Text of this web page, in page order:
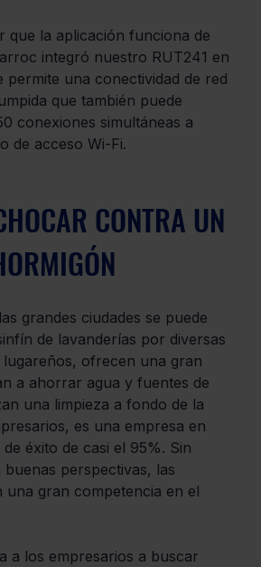
integró nuestro RUT241 en
permite una conectividad de red
que también puede
conexiones simultáneas a
de acceso Wi-Fi.
CONTRA UN
grandes ciudades se puede
de lavanderías por diversas
lugareños, ofrecen una gran
a ahorrar agua y fuentes de
una limpieza a fondo de la
es una empresa en
éxito de casi el 95%. Sin
perspectivas, las
una gran competencia en el
a los empresarios a buscar